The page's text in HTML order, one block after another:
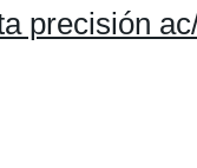
precisión